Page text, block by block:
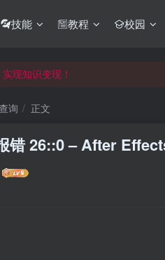
技能 教程 校园
现知识变现！
询 正文
错 26::0 – After